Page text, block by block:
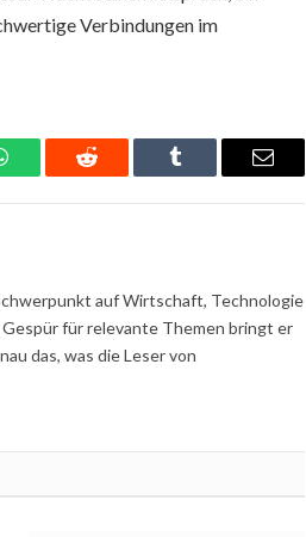
Verbindungen im
Reddit Tumblr Email
auf Wirtschaft, Technologie
für relevante Themen bringt er
das, was die Leser von